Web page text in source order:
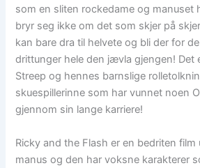
som en sliten rockedame og manuset
bryr seg ikke om det som skjer på
kan bare dra til helvete og bli der for
drittunger hele den jævla gjengen! Det
Streep og hennes barnslige
skuespillerinne som har vunnet noen
gjennom sin lange karriere!
Ricky and the Flash er en bedriten film
manus og den har voksne karakterer